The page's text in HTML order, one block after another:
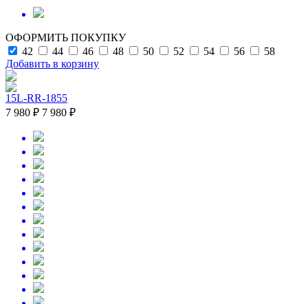
ОФОРМИТЬ ПОКУПКУ
42
44 46 48 50 52 54 56
58
Добавить в корзину
15L-RR-1855
7 980 ₽ 7 980 ₽